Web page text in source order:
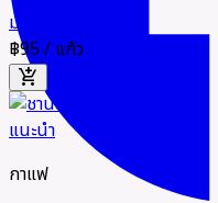
มัทฉะลาเต้ร้อน
฿95/ แก้ว
add_shopping_cart
แนะนำ
กาแฟ